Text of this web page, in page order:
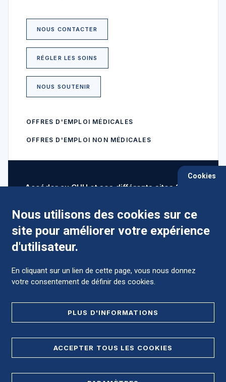
NOUS CONTACTER
RÉGLER LES SOINS
NOUS SOUTENIR
OFFRES D'EMPLOI MÉDICALES
OFFRES D'EMPLOI NON MÉDICALES
Accéder au CHU et ses différents sites ?
Comment préparer mon hospitalisation ?
Cookies
Nous utilisons des cookies sur ce
site pour améliorer votre expérience
d'utilisateur.
En cliquant sur un lien de cette page, vous nous donnez
votre consentement de définir des cookies.
PLUS D'INFORMATIONS
ACCEPTER TOUS LES COOKIES